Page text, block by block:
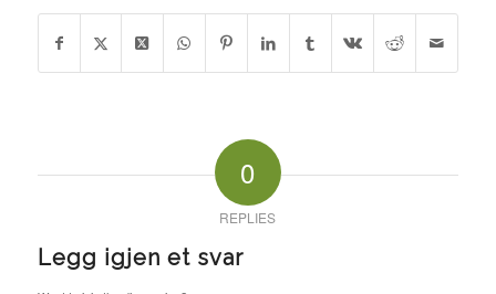
0
REPLIES
Legg igjen et svar